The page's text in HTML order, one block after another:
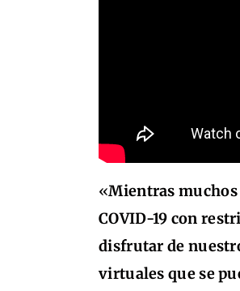
«Mientras
COVID-19 con
disfrutar de
virtuales que se